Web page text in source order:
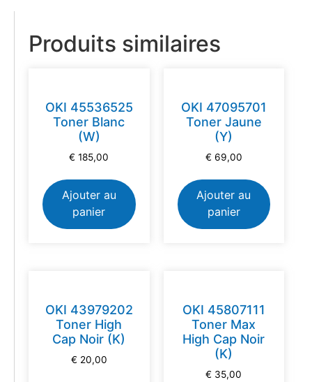
Produits similaires
OKI 45536525
Toner Blanc
(W)
€ 185,00
Ajouter au
panier
OKI 47095701
Toner Jaune
(Y)
€ 69,00
Ajouter au
panier
OKI 43979202
Toner High
Cap Noir (K)
€ 20,00
OKI 45807111
Toner Max
High Cap Noir
(K)
€ 35,00